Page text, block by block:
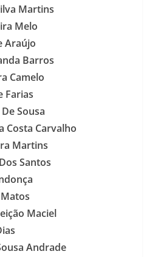
Martins
Melo
Araújo
Barros
Camelo
Farias
Sousa
Costa Carvalho
Martins
Santos
Maciel
Andrade